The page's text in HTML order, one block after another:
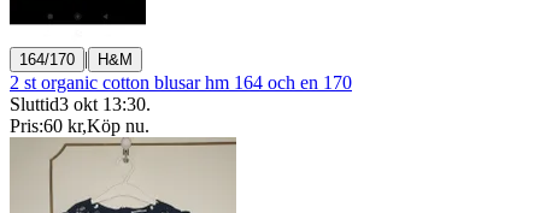
164/170 | H&M
2 st organic cotton blusar hm 164 och en 170
Sluttid3 okt 13:30.
Pris:60 kr,Köp nu.